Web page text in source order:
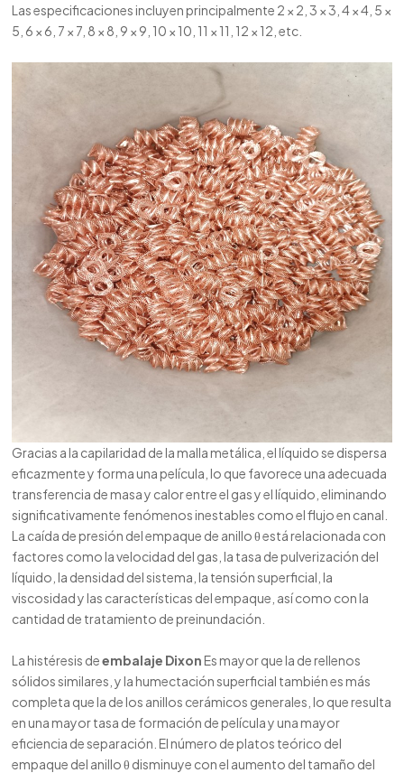
Las especificaciones incluyen principalmente 2 × 2, 3 × 3, 4 × 4, 5 ×
5, 6 × 6, 7 × 7, 8 × 8, 9 × 9, 10 × 10, 11 × 11, 12 × 12, etc.
Gracias a la capilaridad de la malla metálica, el líquido se dispersa
eficazmente y forma una película, lo que favorece una adecuada
transferencia de masa y calor entre el gas y el líquido, eliminando
significativamente fenómenos inestables como el flujo en canal.
La caída de presión del empaque de anillo θ está relacionada con
factores como la velocidad del gas, la tasa de pulverización del
líquido, la densidad del sistema, la tensión superficial, la
viscosidad y las características del empaque, así como con la
cantidad de tratamiento de preinundación.
La histéresis deembalaje DixonEs mayor que la de rellenos
sólidos similares, y la humectación superficial también es más
completa que la de los anillos cerámicos generales, lo que resulta
en una mayor tasa de formación de película y una mayor
eficiencia de separación. El número de platos teórico del
empaque del anillo θ disminuye con el aumento del tamaño del